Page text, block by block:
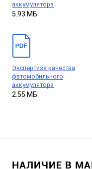
аккумулятора
5.93 МБ
Экспертиза качества
фвтомобильного
аккумулятора
2.55 МБ
НАЛИЧИЕ В